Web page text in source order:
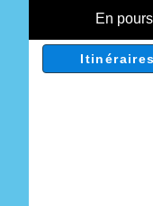
En
Itinéraires